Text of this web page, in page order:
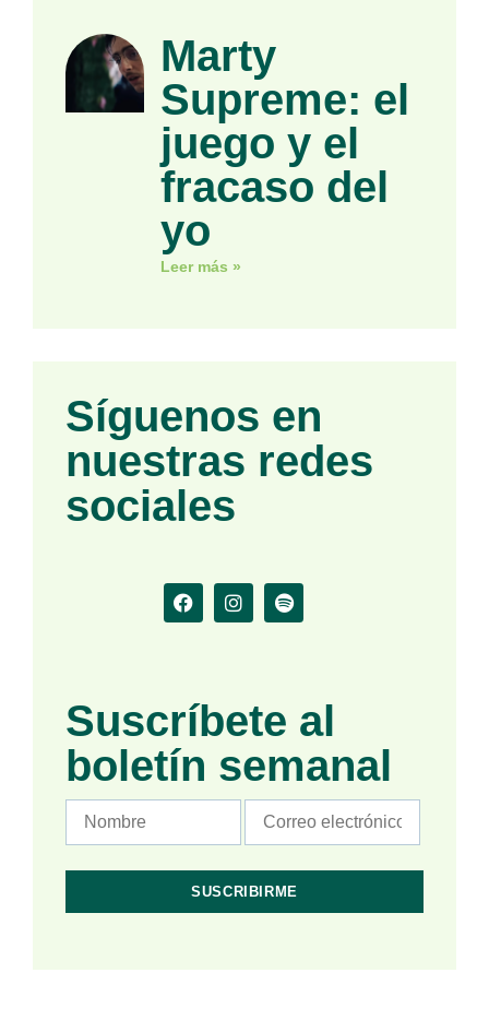
Marty
Supreme: el
juego y el
fracaso del
yo
Leer más »
Síguenos en
nuestras redes
sociales
Suscríbete al
boletín semanal